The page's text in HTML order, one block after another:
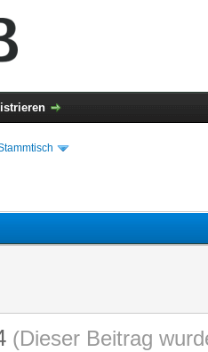
(Dieser Beitrag